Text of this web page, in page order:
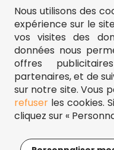
** Frais d'envoi = 6,95
fou-de-puzzle.com : le site
© Fou-de-
Nous utilisons des
expérience sur le
vos visites des
données nous
offres
partenaires, et de
sur notre site. Vous
refuserles cookies.
cliquez sur «